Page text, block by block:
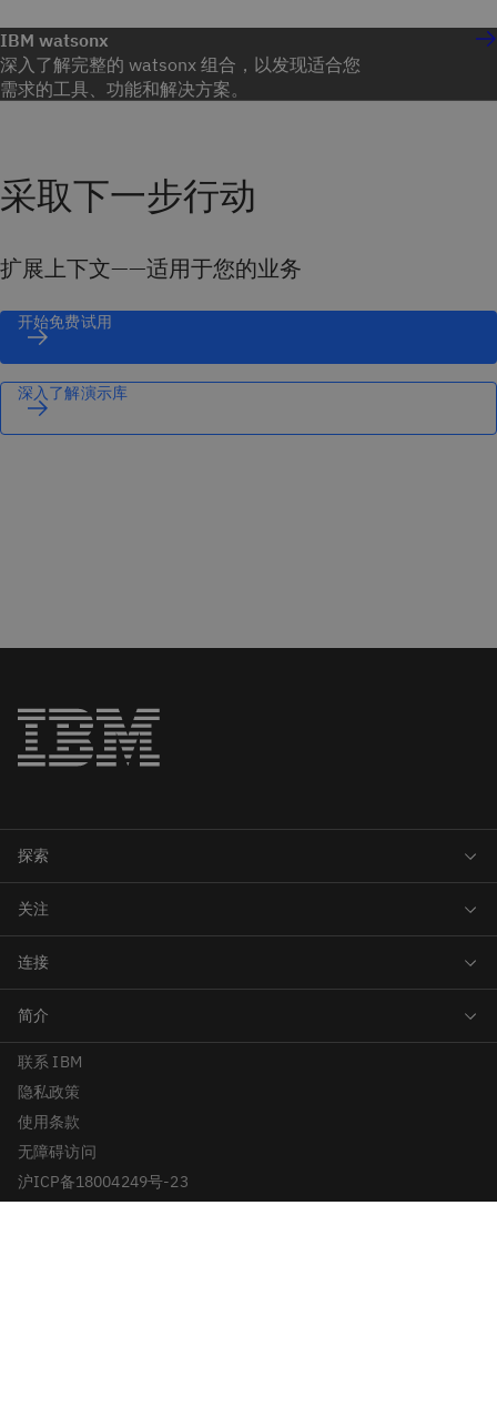
IBM watsonx
深入了解完整的 watsonx 组合，以发现适合您
需求的工具、功能和解决方案。
采取下一步行动
扩展上下文——适用于您的业务
开始免费试用
深入了解演示库
联系 IBM
隐私政策
使用条款
无障碍访问
沪ICP备18004249号-23